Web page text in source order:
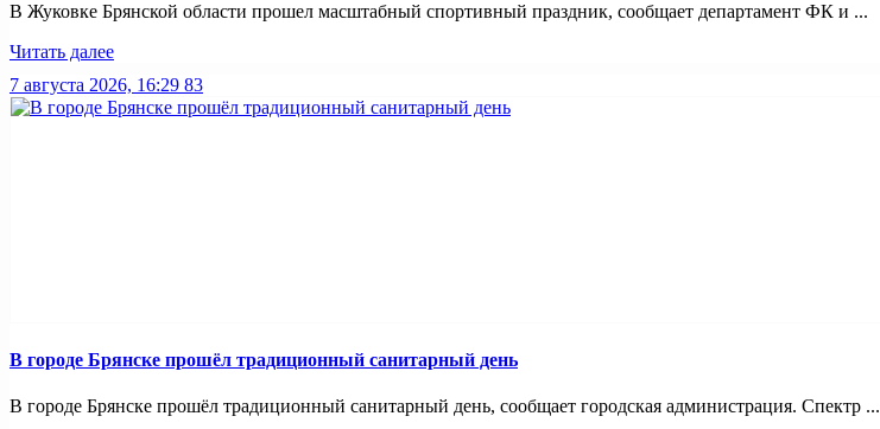
В Жуковке Брянской области прошел масштабный спортивный праздник, сообщает департамент ФК и ...
Читать далее
7 августа 2026, 16:29 83
В городе Брянске прошёл традиционный санитарный день
В городе Брянске прошёл традиционный санитарный день, сообщает городская администрация. Спектр ...